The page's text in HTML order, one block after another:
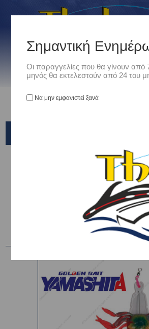
Είδη Αλιείας /
ΤΕΧΝΗΤΑ ΔΟΛΩΜΑΤΑ - ΤΣΑΠΑΡΙ -
ΟΚΤΑΠΟΔΙΕΡΑ ME
Ταξινόμηση ανά
Σημαντική
Οι παραγγελίες που θα γίνουν από
μηνός θα εκτελεστούν από 24 του
Να μην εμφανιστεί ξανά